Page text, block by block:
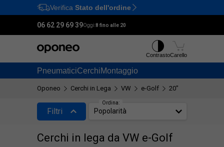
Ctrl M
Verifica Stato dell'ordine
06 62 29 69 39Oggi:8 fino alle 20
PneumaticiCerchiMontaggio
ContrastoCarello
Oponeo Cerchi in Lega VW e-Golf 20"
Filtri
Cerchi in lega da VW e-Golf
Ordina:
Popolarità